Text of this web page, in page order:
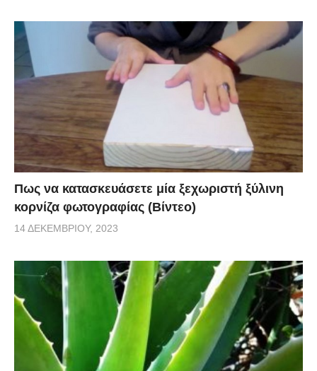
Πως να κατασκευάσετε μία ξεχωριστή ξύλινη
κορνίζα φωτογραφίας (Βίντεο)
14 ΔΕΚΕΜΒΡΊΟΥ, 2023